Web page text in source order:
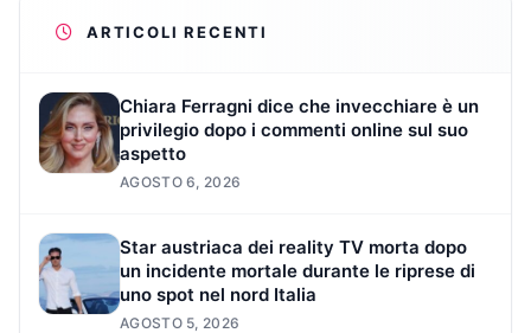
ARTICOLI RECENTI
Chiara Ferragni dice che invecchiare è un
privilegio dopo i commenti online sul suo
aspetto
AGOSTO 6, 2026
Star austriaca dei reality TV morta dopo
un incidente mortale durante le riprese di
uno spot nel nord Italia
AGOSTO 5, 2026